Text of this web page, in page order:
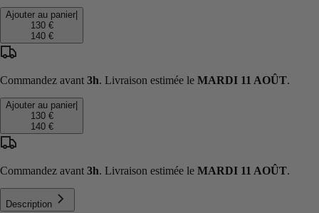
Ajouter au panier
130 €
140 €
Commandez avant 3h. Livraison estimée le MARDI 11 AOÛT.
Ajouter au panier
130 €
140 €
Commandez avant 3h. Livraison estimée le MARDI 11 AOÛT.
Description